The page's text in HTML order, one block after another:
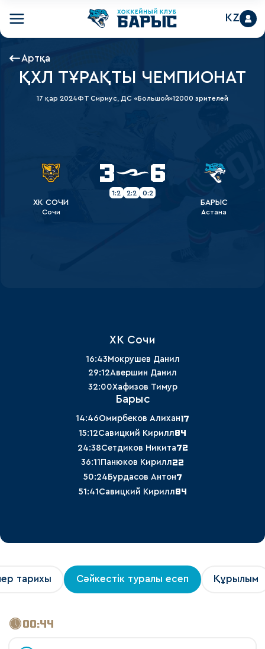
KZ
Артқа
ҚХЛ ТҰРАҚТЫ ЧЕМПИОНАТ
17 қар 2024ФТ Сириус, ДС «Большой»12000 зрителей
ХК СОЧИ
Сочи
3 6
1:2 2:2 0:2
БАРЫС
Астана
ХК Сочи
16:43Мокрушев Данил
29:12Авершин Данил
32:00Хафизов Тимур
Барыс
14:46Омирбеков Алихан17
15:12Савицкий Кирилл84
24:38Сетдиков Никита72
36:11 Панюков Кирилл22
50:24 Бурдасов Антон7
51:41 Савицкий Кирилл84
тарихы Сәйкестік туралы есеп Құрылым
00:44